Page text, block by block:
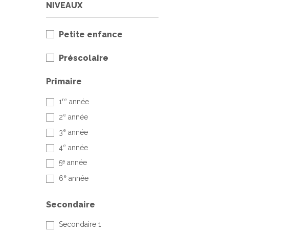
NIVEAUX
Petite enfance
Préscolaire
Primaire
1 re année
2 e année
3 e année
4e année
5ᵉ année
6 e année
Secondaire
Secondaire 1